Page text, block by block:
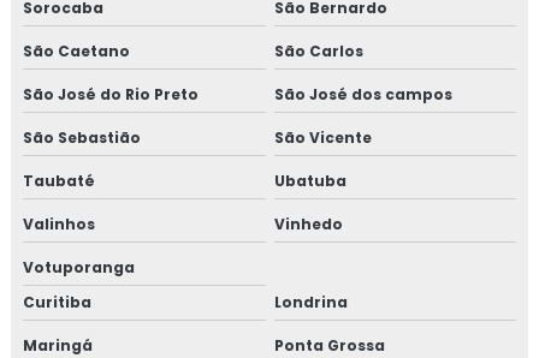
Sorocaba São Bernardo
São Caetano São Carlos
São José do Rio Preto São José dos campos
São Sebastião São Vicente
Taubaté Ubatuba
Valinhos Vinhedo
Votuporanga
Curitiba
Londrina
Maringá Ponta Grossa